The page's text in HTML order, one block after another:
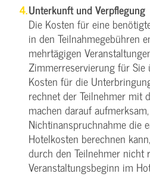
Unterkunft und Verpflegung
Die Kosten für eine
in den Teilnahmegebühren
mehrtägigen
Zimmerreservierung für Sie
Kosten für die
rechnet der Teilnehmer mit
machen darauf
Nichtinanspruchnahme die
Hotelkosten berechnen
durch den Teilnehmer nicht
Veranstaltungsbeginn im